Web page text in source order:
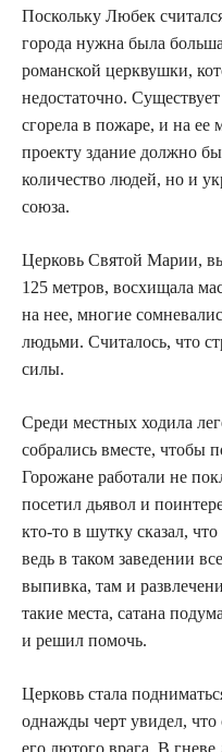
Поскольку Любек
города нужна была
романской церквушки,
недостаточно.
сгорела в пожаре, и на
проекту здание должно
количество людей, но и
союза.
Церковь Святой Марии,
125 метров, восхищала
на нее, многие
людьми. Считалось, что
силы.
Среди местных ходила
собрались вместе, чтобы
Горожане работали не
посетил дьявол и
кто-то в шутку сказал,
ведь в таком заведении
выпивка, там и
такие места, сатана
и решил помочь.
Церковь стала
однажды черт увидел, что
его лютого врага. В